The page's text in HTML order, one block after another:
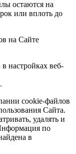
остаются на
или вплоть до
на Сайте
настройках веб-
cookie-файлов
Сайта.
удалять и
по
в